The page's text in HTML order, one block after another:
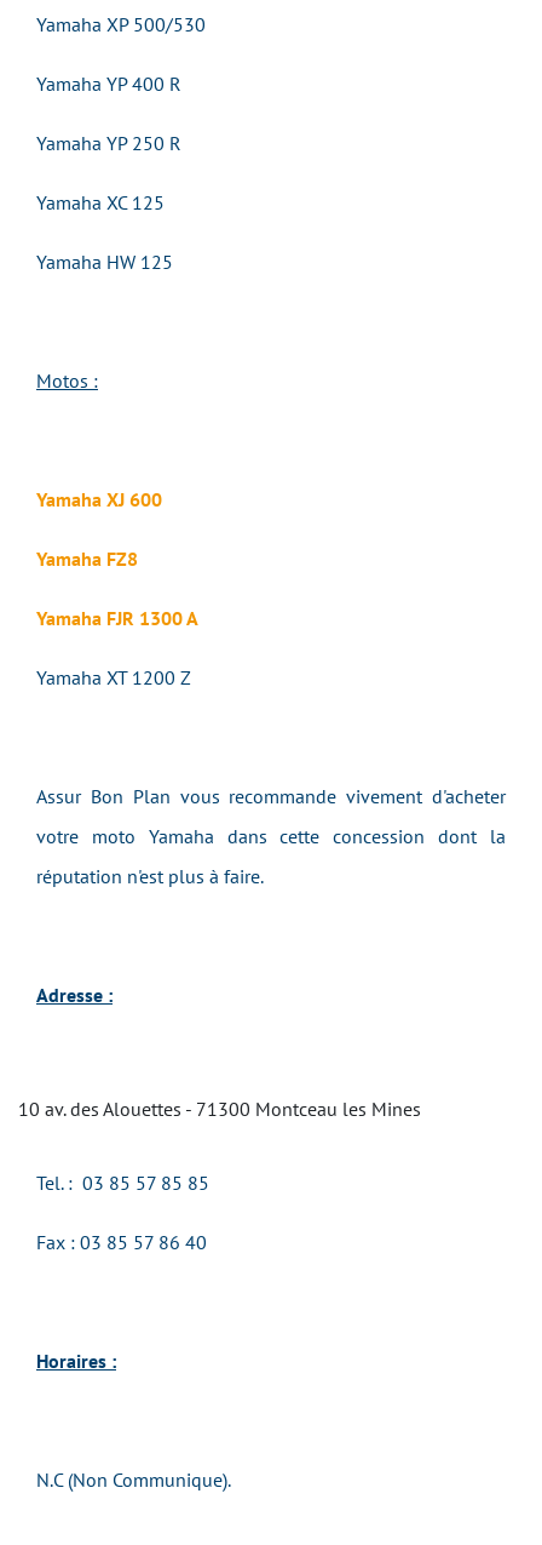
Yamaha XP 500/530
Yamaha YP 400 R
Yamaha YP 250 R
Yamaha XC 125
Yamaha HW 125
Motos :
Yamaha XJ 600
Yamaha FZ8
Yamaha FJR 1300 A
Yamaha XT 1200 Z
Assur Bon Plan vous recommande vivement d'acheter
votre moto Yamaha dans cette concession dont la
réputation n'est plus à faire.
Adresse :
10 av. des Alouettes - 71300 Montceau les Mines
Tel. : 03 85 57 85 85
Fax : 03 85 57 86 40
Horaires :
N.C (Non Communique).